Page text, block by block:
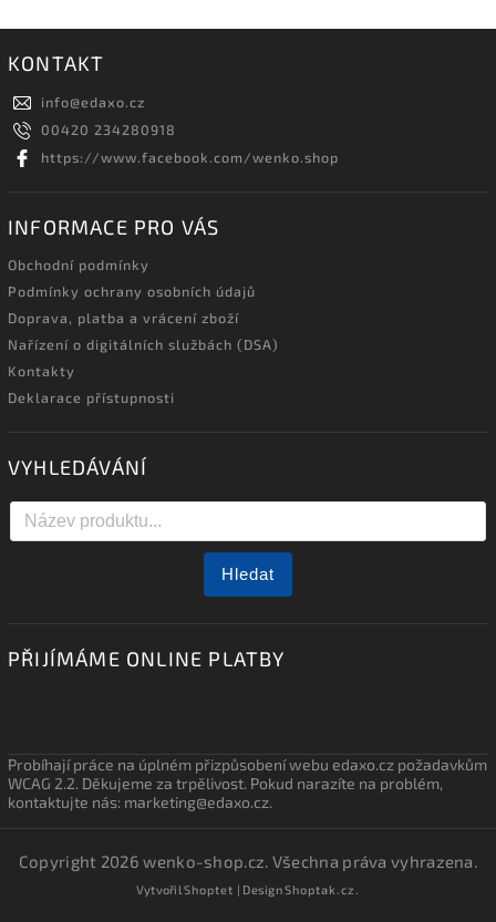
KONTAKT
info@edaxo.cz
00420 234280918
https://www.facebook.com/wenko.shop
INFORMACE PRO VÁS
Obchodní podmínky
Podmínky ochrany osobních údajů
Doprava, platba a vrácení zboží
Nařízení o digitálních službách (DSA)
Kontakty
Deklarace přístupnosti
VYHLEDÁVÁNÍ
Hledat
PŘIJÍMÁME ONLINE PLATBY
Probíhají práce na úplném přizpůsobení webu edaxo.cz požadavkům
WCAG 2.2. Děkujeme za trpělivost. Pokud narazíte na problém,
kontaktujte nás: marketing@edaxo.cz.
Copyright 2026wenko-shop.cz. Všechna práva vyhrazena.
VytvořilShoptet | DesignShoptak.cz.